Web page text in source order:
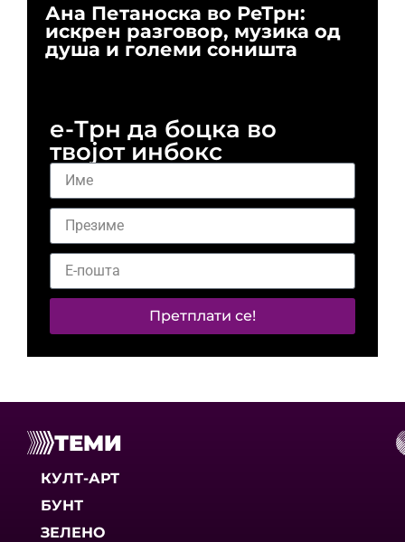
Ана Петаноска во РеТрн:
искрен разговор, музика од
душа и големи соништа
е-Трн да боцка во
твојот инбокс
Претплати се!
ТЕМИ
КУЛТ-АРТ
БУНТ
ЗЕЛЕНО